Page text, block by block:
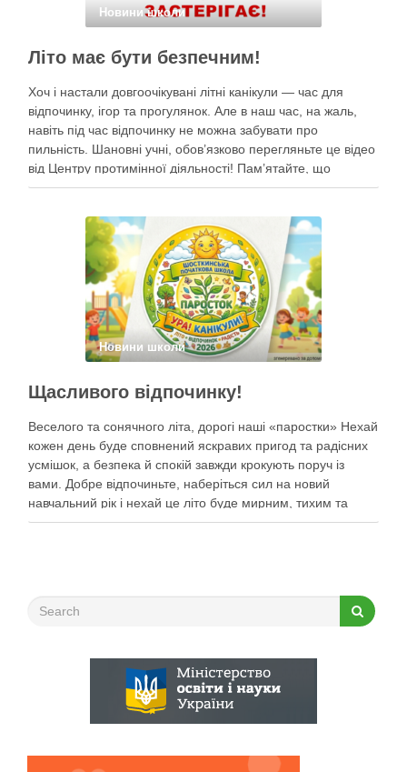
Новини школи
Літо має бути безпечним!
Хоч і настали довгоочікувані літні канікули — час для
відпочинку, ігор та прогулянок. Але в наш час, на жаль,
навіть під час відпочинку не можна забувати про
пильність. Шановні учні, обов’язково перегляньте це відео
від Центру протимінної діяльності! Пам’ятайте, що
небезпека може ховатися будь-де, тому під час
Новини школи
Щасливого відпочинку!
Веселого та сонячного літа, дорогі наші «паростки» Нехай
кожен день буде сповнений яскравих пригод та радісних
усмішок, а безпека й спокій завжди крокують поруч із
вами. Добре відпочиньте, наберіться сил на новий
навчальний рік і нехай це літо буде мирним, тихим та
найщасливішим!